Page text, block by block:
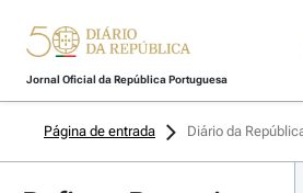
Jornal Oficial da República Portuguesa
Página de entrada Diário da